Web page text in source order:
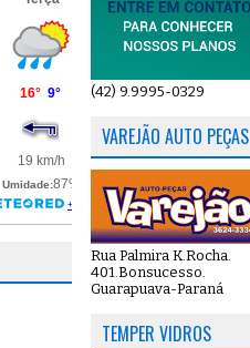
(42) 9.9995-0329
VAREJÃO AUTO PEÇAS
Rua Palmira K.Rocha.
401.Bonsucesso.
Guarapuava-Paraná
TEMPER VIDROS